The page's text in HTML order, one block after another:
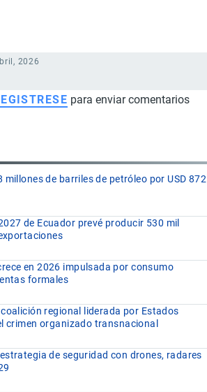
2026
para enviar comentarios
de barriles de petróleo por USD 872
de Ecuador prevé producir 530 mil
en 2026 impulsada por consumo
formales
regional liderada por Estados
crimen organizado transnacional
de seguridad con drones, radares